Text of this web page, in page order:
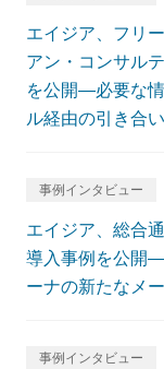
エイジア、フリ
アン・コンサル
を公開―必要な
ル経由の引き合
事例インタビュー
エイジア、総合
導入事例を公開
ーナの新たなメ
事例インタビュー